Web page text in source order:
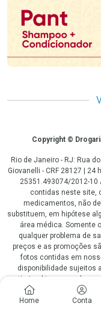
Home Conta
CopyrightCopyright ©
Rio de Janeiro - RJ: Rua
Giovanelli - CRF 28127 |
25351.493074/2012-
contidas neste site,
medicamentos, não
substituem, em hipótese
área médica. Somente
qualquer problema de
preços e as promoções
fotos contidas em
disponibilidade sujeitos
antimicrobianos vendas
344 - 01/02/1999 -
de Vendas e